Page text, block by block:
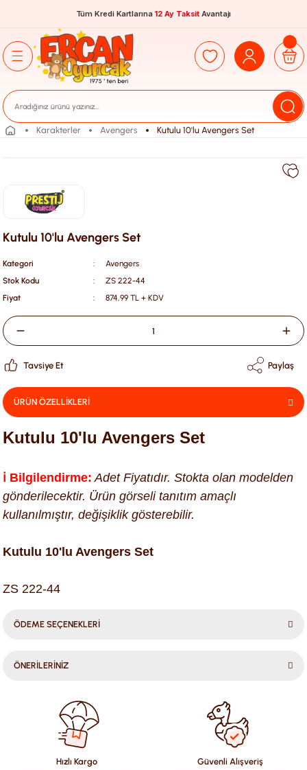
Tüm Kredi Kartlarına 12 Ay Taksit Avantajı
Karakterler Avengers Kutulu 10'lu Avengers Set
Kutulu 10'lu Avengers Set
Kategori
Avengers
Stok Kodu
ZS 222-44
Fiyat
874,99 TL + KDV
Tavsiye Et Paylaş
ÜRÜN ÖZELLİKLERİ
Kutulu 10'lu Avengers Set
ℹ️ Bilgilendirme: Adet Fiyatıdır. Stokta olan modelden
gönderilecektir. Ürün görseli tanıtım amaçlı
kullanılmıştır, değişiklik gösterebilir.
Kutulu 10'lu Avengers Set
ZS 222-44
ÖDEME SEÇENEKLERİ
ÖNERİLERİNİZ
konularda yetersiz gördüğünüz noktaları öneri formunu
kullanarak tarafımıza iletebilirsiniz.
Görüş ve önerileriniz için teşekkür ederiz.
Hızlı Kargo Güvenli Alışveriş